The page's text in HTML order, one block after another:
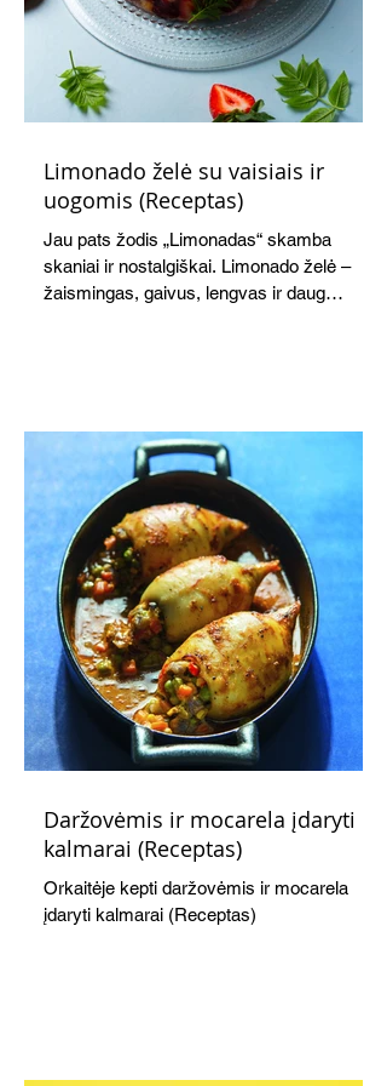
Limonado želė su vaisiais ir
uogomis (Receptas)
Jau pats žodis „Limonadas“ skamba
skaniai ir nostalgiškai. Limonado želė –
žaismingas, gaivus, lengvas ir daug
Daržovėmis ir mocarela įdaryti
kalmarai (Receptas)
Orkaitėje kepti daržovėmis ir mocarela
įdaryti kalmarai (Receptas)